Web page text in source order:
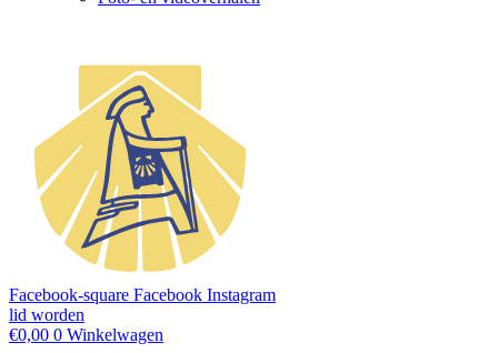
Facebook-square Facebook Instagram
lid worden
€0,00 0 Winkelwagen